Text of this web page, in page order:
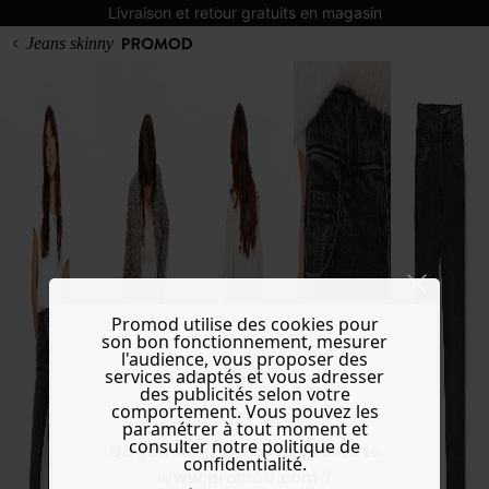
Livraison et retour gratuits en magasin
Do you want to be redirected to
www.promod.com ?
Jeans skinny
Promod utilise des cookies pour
son bon fonctionnement, mesurer
l'audience, vous proposer des
services adaptés et vous adresser
des publicités selon votre
comportement. Vous pouvez les
paramétrer à tout moment et
consulter notre politique de
confidentialité.